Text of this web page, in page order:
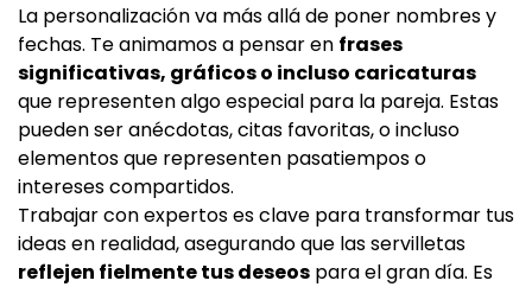
La personalización va más allá de poner nombres y
fechas. Te animamos a pensar en frases
significativas, gráficos o incluso caricaturas
que representen algo especial para la pareja. Estas
pueden ser anécdotas, citas favoritas, o incluso
elementos que representen pasatiempos o
intereses compartidos.
Trabajar con expertos es clave para transformar tus
ideas en realidad, asegurando que las servilletas
reflejen fielmente tus deseos para el gran día. Es